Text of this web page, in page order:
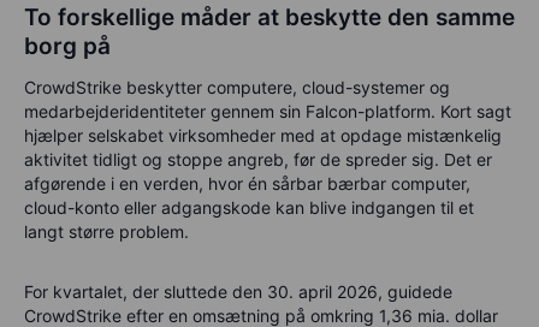
To forskellige måder at beskytte den samme
borg på
CrowdStrike beskytter computere, cloud-systemer og
medarbejderidentiteter gennem sin Falcon-platform. Kort sagt
hjælper selskabet virksomheder med at opdage mistænkelig
aktivitet tidligt og stoppe angreb, før de spreder sig. Det er
afgørende i en verden, hvor én sårbar bærbar computer,
cloud-konto eller adgangskode kan blive indgangen til et
langt større problem.
For kvartalet, der sluttede den 30. april 2026, guidede
CrowdStrike efter en omsætning på omkring 1,36 mia. dollar